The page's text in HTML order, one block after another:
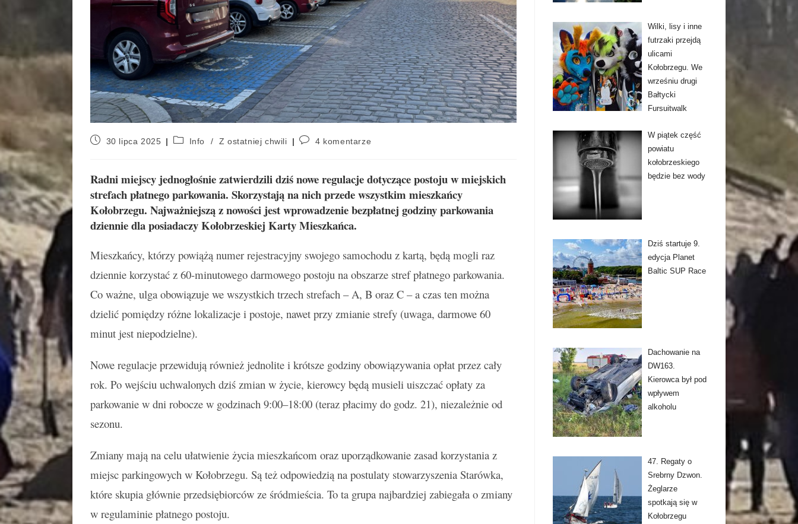
30 lipca 2025 Info / Z ostatniej chwili 4 komentarze
Radni miejscy jednogłośnie zatwierdzili dziś nowe regulacje dotyczące postoju w miejskich
strefach płatnego parkowania. Skorzystają na nich przede wszystkim mieszkańcy
Kołobrzegu. Najważniejszą z nowości jest wprowadzenie bezpłatnej godziny parkowania
dziennie dla posiadaczy Kołobrzeskiej Karty Mieszkańca.
Mieszkańcy, którzy powiążą numer rejestracyjny swojego samochodu z kartą, będą mogli raz
dziennie korzystać z 60-minutowego darmowego postoju na obszarze stref płatnego parkowania.
Co ważne, ulga obowiązuje we wszystkich trzech strefach – A, B oraz C – a czas ten można
dzielić pomiędzy różne lokalizacje i postoje, nawet przy zmianie strefy (uwaga, darmowe 60
minut jest niepodzielne).
Nowe regulacje przewidują również jednolite i krótsze godziny obowiązywania opłat przez cały
rok. Po wejściu uchwalonych dziś zmian w życie, kierowcy będą musieli uiszczać opłaty za
parkowanie w dni robocze w godzinach 9:00–18:00 (teraz płacimy do godz. 21), niezależnie od
sezonu.
Zmiany mają na celu ułatwienie życia mieszkańcom oraz uporządkowanie zasad korzystania z
miejsc parkingowych w Kołobrzegu. Są też odpowiedzią na postulaty stowarzyszenia Starówka,
które skupia głównie przedsiębiorców ze śródmieścia. To ta grupa najbardziej zabiegała o zmiany
w regulaminie płatnego postoju.
Wilki, lisy i inne
futrzaki przejdą
ulicami
Kołobrzegu. We
wrześniu drugi
Bałtycki
Fursuitwalk
W piątek część
powiatu
kołobrzeskiego
będzie bez wody
Dziś startuje 9.
edycja Planet
Baltic SUP Race
Dachowanie na
DW163.
Kierowca był pod
wpływem
alkoholu
47. Regaty o
Srebrny Dzwon.
Żeglarze
spotkają się w
Kołobrzegu